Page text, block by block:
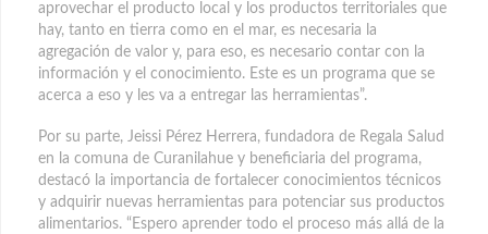
aprovechar el producto local y los productos territoriales que
hay, tanto en tierra como en el mar, es necesaria la
agregación de valor y, para eso, es necesario contar con la
información y el conocimiento. Este es un programa que se
acerca a eso y les va a entregar las herramientas”.
Por su parte, Jeissi Pérez Herrera, fundadora de Regala Salud
en la comuna de Curanilahue y beneficiaria del programa,
destacó la importancia de fortalecer conocimientos técnicos
y adquirir nuevas herramientas para potenciar sus productos
alimentarios. “Espero aprender todo el proceso más allá de la